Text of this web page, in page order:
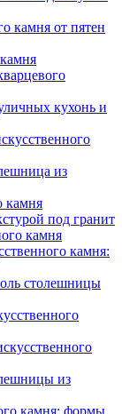
камня от пятен
кухонь и
из
камня
под гранит
камня
камня:
столешницы
из